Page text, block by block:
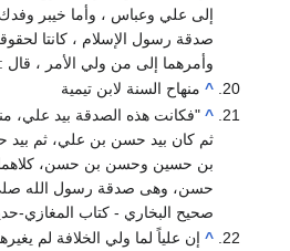
إلى علي وعباس ، وأما خيبر
صدقة رسول الإسلام
وأمرهما إلى من ولي الأمر ، قال
^ منهاح السنة لابن تيمية
^ "فكانت هذه الصدقة بيد علي،
ثم كان بيد حسن بن علي، ثم بيد
بن حسين وحسن بن حسن، كلاهما
حسن، وهى صدقة رسول الله
صحيح البخاري - كتاب المغازي-حديث
^ إن علياً لما ولي الخلافة لم